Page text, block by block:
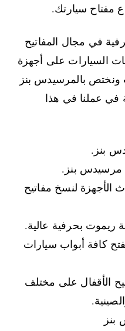
مفتاح سيارتك.
في مجال المفاتيح
السيارات على أجهزة
ونختص بالمرسيدس بنز
في عملنا في هذا
بنز.
مرسيدس بنز.
الأجهزة لنسخ مفاتيح
ريموت بحرفية عالية.
كافة أبواب سيارات
الأقفال على مختلف